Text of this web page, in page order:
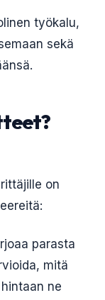
työkalu,
sekä
on
parasta
mitä
ne